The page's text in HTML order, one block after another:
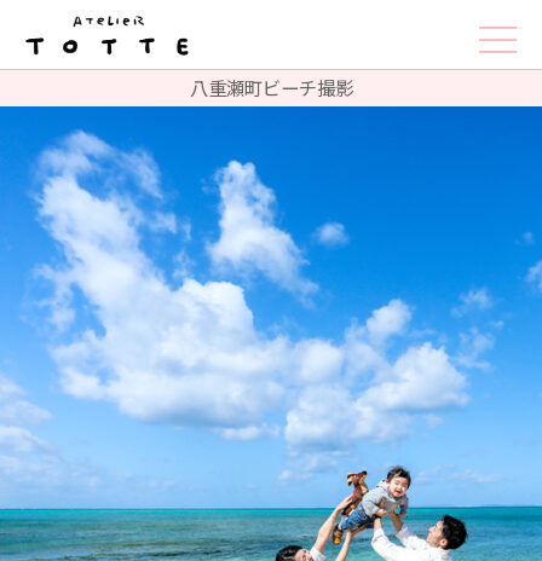
八重瀬町ビーチ撮影